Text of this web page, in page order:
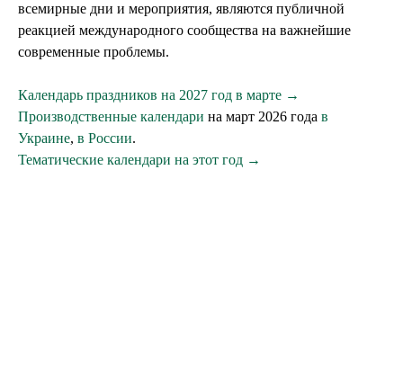
всемирные дни и мероприятия, являются публичной
реакцией международного сообщества на важнейшие
современные проблемы.
Календарь праздников на 2027 год в марте →
Производственные календари на март 2026 года в
Украине, в России.
Тематические календари на этот год →